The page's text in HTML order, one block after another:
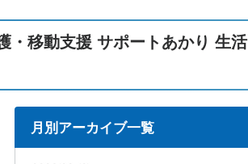
移動支援 サポートあかり 生活
月別アーカイブ一覧